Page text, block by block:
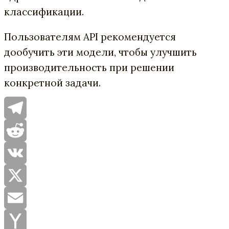
классификации.
Пользователям API рекомендуется
дообучить эти модели, чтобы улучшить
производительность при решении
конкретной задачи.
Telegram
Reddit
VK
X
Email